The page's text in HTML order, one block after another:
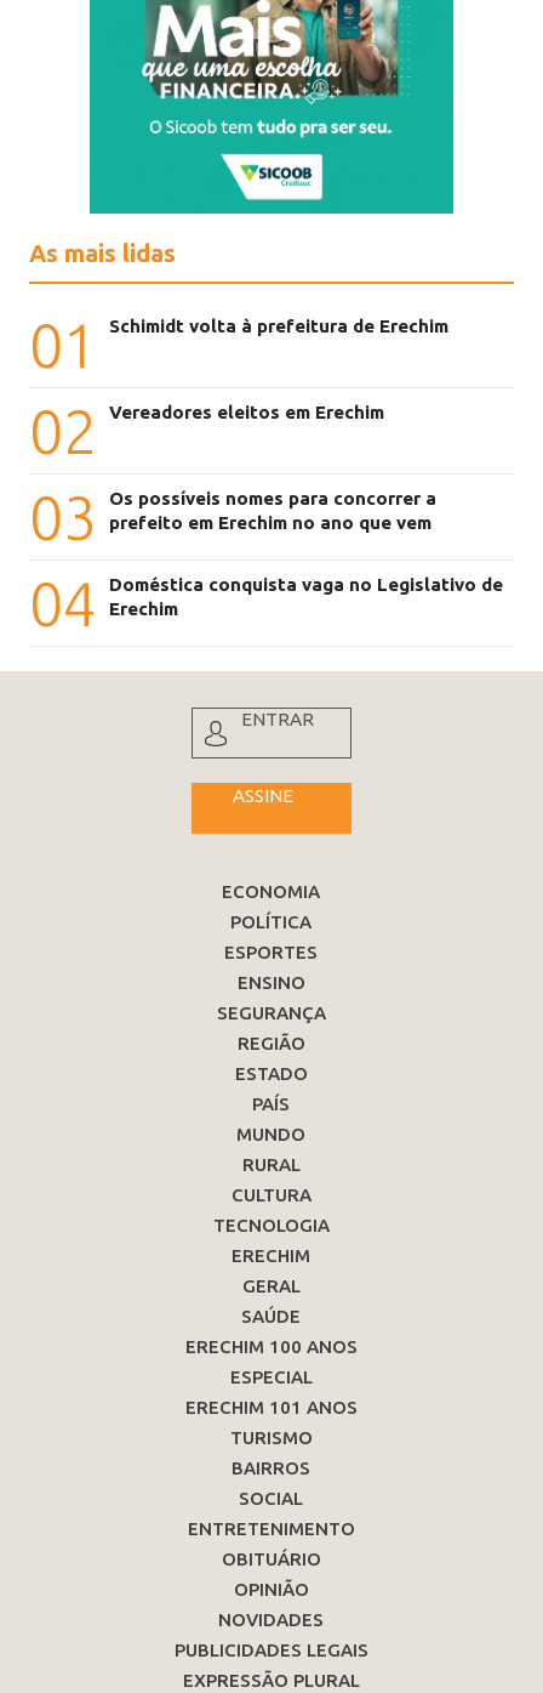
As mais lidas
01 Schimidt volta à prefeitura de Erechim
02 Vereadores eleitos em Erechim
03
Os possíveis nomes para concorrer a
prefeito em Erechim no ano que vem
04
Doméstica conquista vaga no Legislativo de
Erechim
ENTRAR
ASSINE
ECONOMIA
POLÍTICA
ESPORTES
ENSINO
SEGURANÇA
REGIÃO
ESTADO
PAÍS
MUNDO
RURAL
CULTURA
TECNOLOGIA
ERECHIM
GERAL
SAÚDE
ERECHIM 100 ANOS
ESPECIAL
ERECHIM 101 ANOS
TURISMO
BAIRROS
SOCIAL
ENTRETENIMENTO
OBITUÁRIO
OPINIÃO
NOVIDADES
PUBLICIDADES LEGAIS
EXPRESSÃO PLURAL